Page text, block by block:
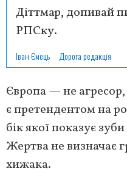
Діттмар, допивай
РПСку.
Іван Ємець Дорога редакція
Європа — не
є претендентом на
бік якої показує
Жертва не визначає
хижака.